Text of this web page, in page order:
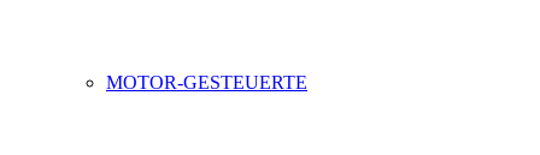
MOTOR-GESTEUERTE